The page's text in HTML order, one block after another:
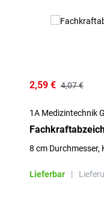
2,59 € 4,07 €
1A Medizintechnik
8 cm Durchmesser,
Lieferbar |